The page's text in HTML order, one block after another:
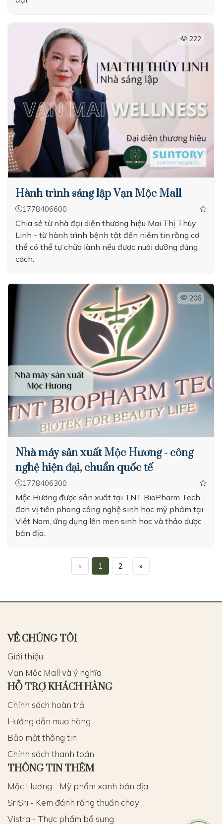
222
Hành trình sáng lập Vạn Mộc Mall
1778406600
Chia sẻ từ nhà đại diện thương hiệu Mai Thị Thùy
Linh - từ hành trình bệnh tật đến niềm tin rằng cơ
thể có thể tự chữa lành nếu được nuôi dưỡng đúng
cách.
206
Nhà máy sản xuất Mộc Hương - công
nghệ hiện đại, chuẩn quốc tế
1778406300
Mộc Hương được sản xuất tại TNT BioPharm Tech -
đơn vị tiên phong công nghệ sinh học mỹ phẩm tại
Việt Nam, ứng dụng lên men sinh học và thảo dược
bản địa.
« 1 2 »
VỀ CHÚNG TÔI
Giới thiệu
Vạn Mộc Mall và ý nghĩa
HỖ TRỢ KHÁCH HÀNG
Chính sách hoàn trả
Hướng dẫn mua hàng
Bảo mật thông tin
Chính sách thanh toán
THÔNG TIN THÊM
Mộc Hương - Mỹ phẩm xanh bản địa
SriSri - Kem đánh răng thuần chay
Vistra - Thực phẩm bổ sung